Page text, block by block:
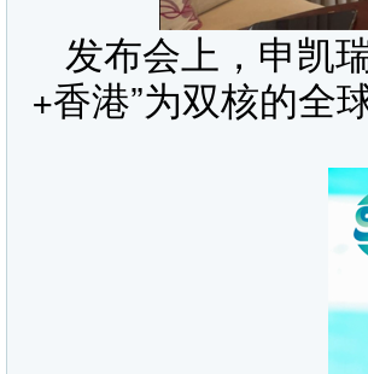
发布会上，申凯
+香港”为双核的全